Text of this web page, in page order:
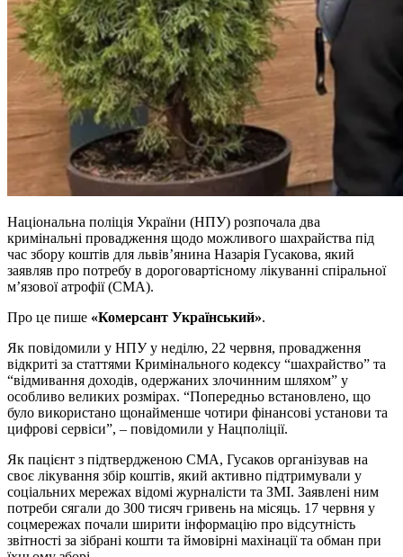
Національна поліція України (НПУ) розпочала два
кримінальні провадження щодо можливого шахрайства під
час збору коштів для львівʼянина Назарія Гусакова, який
заявляв про потребу в дороговартісному лікуванні спіральної
м’язової атрофії (СМА).
Про це пише «Комерсант Український».
Як повідомили у НПУ у неділю, 22 червня, провадження
відкриті за статтями Кримінального кодексу “шахрайство” та
“відмивання доходів, одержаних злочинним шляхом” у
особливо великих розмірах. “Попередньо встановлено, що
було використано щонайменше чотири фінансові установи та
цифрові сервіси”, – повідомили у Нацполіції.
Як пацієнт з підтвердженою СМА, Гусаков організував на
своє лікування збір коштів, який активно підтримували у
соціальних мережах відомі журналісти та ЗМІ. Заявлені ним
потреби сягали до 300 тисяч гривень на місяць. 17 червня у
соцмережах почали ширити інформацію про відсутність
звітності за зібрані кошти та ймовірні махінації та обман при